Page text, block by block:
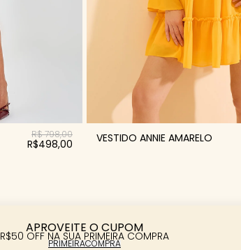
R$ 798,00
R$498,00 VESTIDO ANNIE AMARELO
APROVEITE O CUPOM
R$50 OFF NA SUA PRIMEIRA COMPRA
PRIMEIRACOMPRA